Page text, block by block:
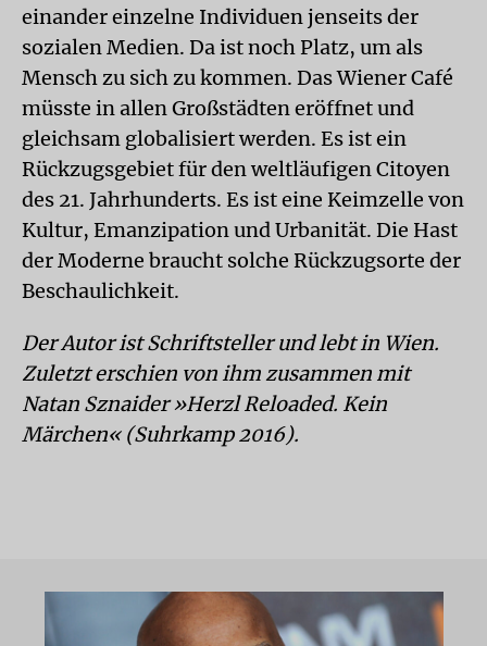
einander einzelne Individuen jenseits der
sozialen Medien. Da ist noch Platz, um als
Mensch zu sich zu kommen. Das Wiener Café
müsste in allen Großstädten eröffnet und
gleichsam globalisiert werden. Es ist ein
Rückzugsgebiet für den weltläufigen Citoyen
des 21. Jahrhunderts. Es ist eine Keimzelle von
Kultur, Emanzipation und Urbanität. Die Hast
der Moderne braucht solche Rückzugsorte der
Beschaulichkeit.
Der Autor ist Schriftsteller und lebt in Wien.
Zuletzt erschien von ihm zusammen mit
Natan Sznaider »Herzl Reloaded. Kein
Märchen« (Suhrkamp 2016).